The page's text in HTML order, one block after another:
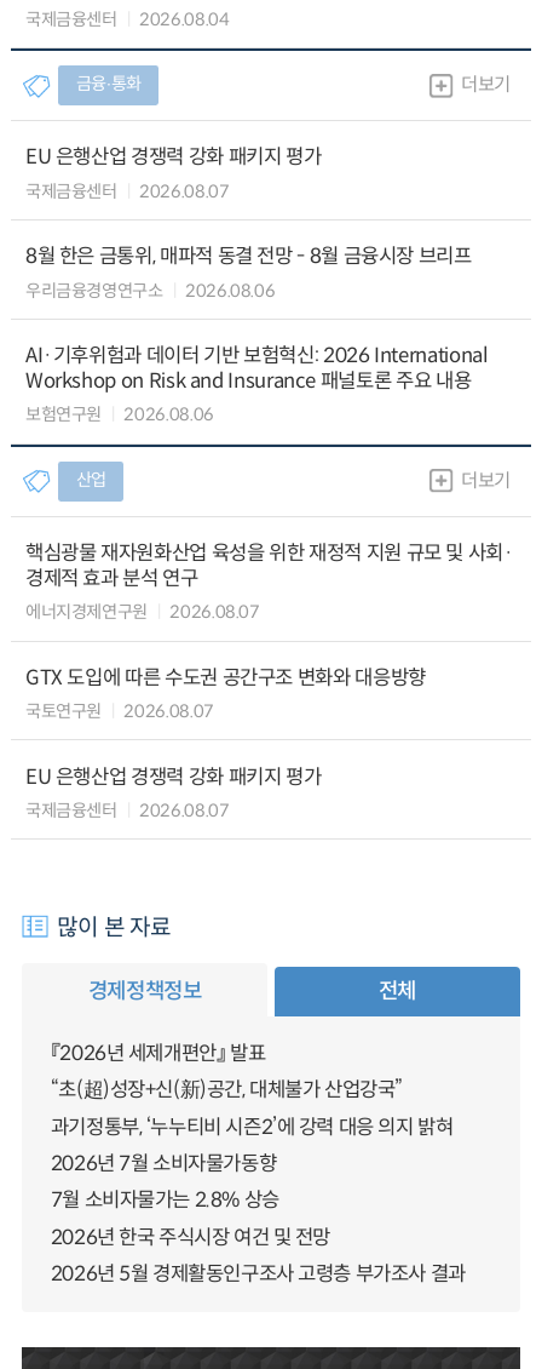
국제금융센터 2026.08.04
금융∙통화 더보기
EU 은행산업 경쟁력 강화 패키지 평가
국제금융센터 2026.08.07
8월 한은 금통위, 매파적 동결 전망 - 8월 금융시장 브리프
우리금융경영연구소 2026.08.06
AI·기후위험과 데이터 기반 보험혁신: 2026 International
Workshop on Risk and Insurance 패널토론 주요 내용
보험연구원 2026.08.06
산업 더보기
핵심광물 재자원화산업 육성을 위한 재정적 지원 규모 및 사회·
경제적 효과 분석 연구
에너지경제연구원 2026.08.07
GTX 도입에 따른 수도권 공간구조 변화와 대응방향
국토연구원 2026.08.07
EU 은행산업 경쟁력 강화 패키지 평가
국제금융센터 2026.08.07
많이 본 자료
경제정책정보 전체
『2026년 세제개편안』 발표
“초(超)성장+신(新)공간, 대체불가 산업강국”
과기정통부, ‘누누티비 시즌2’에 강력 대응 의지 밝혀
2026년 7월 소비자물가동향
7월 소비자물가는 2.8% 상승
2026년 한국 주식시장 여건 및 전망
2026년 5월 경제활동인구조사 고령층 부가조사 결과